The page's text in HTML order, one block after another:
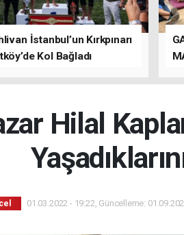
İstanbul’un Kırkpınarı
Kol Bağladı
Hilal
01.03.2022 - 19:22, Güncelleme: